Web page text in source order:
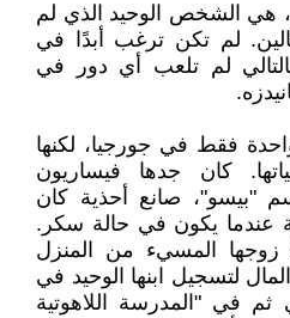
هي الشخص الوحيد الذي لم
لم تكن ترغب أبدًا في
لم تلعب أي دور في
فقط في جورجيا، لكنها
كان جدها فيساريون
"بيسو"، صانع أحذية كان
عندما يكون في حالة سكر.
زوجها المسيء من المنزل
لتسجيل ابنها الوحيد في
في "المدرسة اللاهوتية